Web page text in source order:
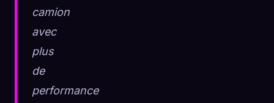
camion
avec
plus
de
performance